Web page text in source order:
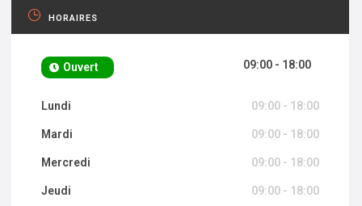
HORAIRES
Ouvert 09:00 - 18:00
Lundi 09:00 - 18:00
Mardi 09:00 - 18:00
Mercredi 09:00 - 18:00
Jeudi 09:00 - 18:00